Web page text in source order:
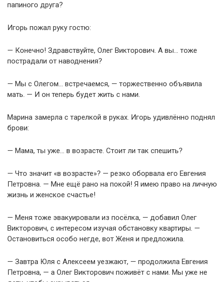
папиного друга?
Игорь пожал руку гостю:
— Конечно! Здравствуйте, Олег Викторович. А вы… тоже
пострадали от наводнения?
— Мы с Олегом… встречаемся, — торжественно объявила
мать. — И он теперь будет жить с нами.
Марина замерла с тарелкой в руках. Игорь удивлённо поднял
брови:
— Мама, ты уже… в возрасте. Стоит ли так спешить?
— Что значит «в возрасте»? — резко оборвала его Евгения
Петровна. — Мне ещё рано на покой! Я имею право на личную
жизнь и женское счастье!
— Меня тоже эвакуировали из посёлка, — добавил Олег
Викторович, с интересом изучая обстановку квартиры. —
Остановиться особо негде, вот Женя и предложила.
— Завтра Юля с Алексеем уезжают, — продолжила Евгения
Петровна, — а Олег Викторович поживёт с нами. Мы уже не